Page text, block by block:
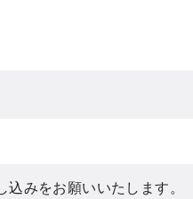
みをお願いいたします。